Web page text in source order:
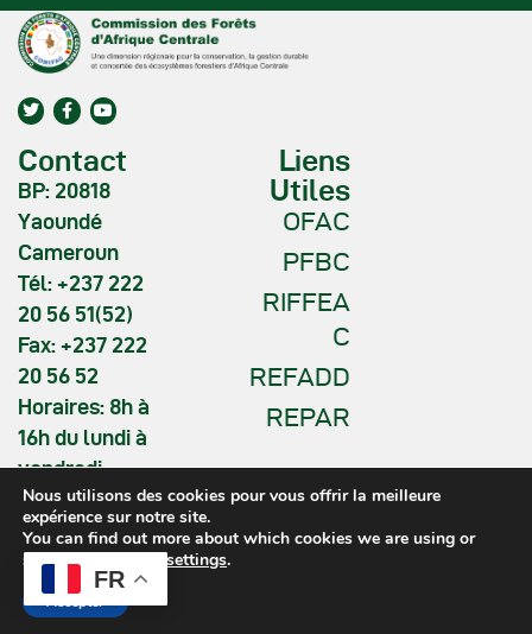
Contact
BP: 20818
Yaoundé
Cameroun
Tél: +237 222
20 56 51(52)
Fax: +237 222
20 56 52
Horaires: 8h à
16h du lundi à
vendredi
Liens
Utiles
OFAC
PFBC
RIFFEA
C
REFADD
REPAR
COMIFAC © 2026. All Rights
FR
Nous utilisons des cookies pour vous offrir la meilleure
expérience sur notre site.
You can find out more about which cookies we are using or
switch them off insettings.
Accepter